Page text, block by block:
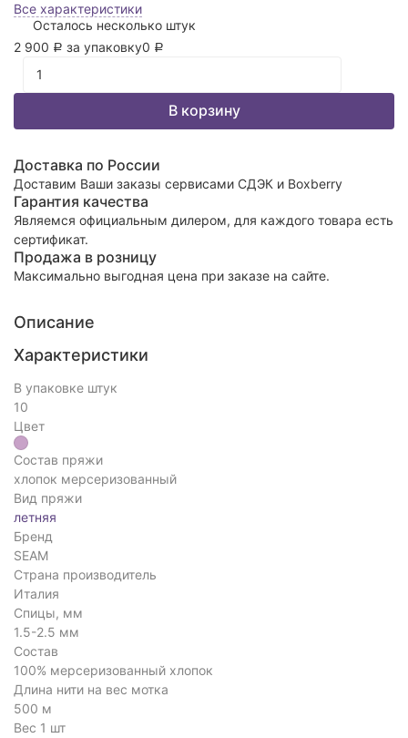
Все характеристики
Осталось несколько штук
2 900 Р за упаковку0 Р
В корзину
Доставка по России
Доставим Ваши заказы сервисами СДЭК и Boxberry
Гарантия качества
Являемся официальным дилером, для каждого товара есть
сертификат.
Продажа в розницу
Максимально выгодная цена при заказе на сайте.
Описание
Характеристики
В упаковке штук
10
Цвет
Состав пряжи
хлопок мерсеризованный
Вид пряжи
летняя
Бренд
SEAM
Страна производитель
Италия
Спицы, мм
1.5-2.5 мм
Состав
100% мерсеризованный хлопок
Длина нити на вес мотка
500 м
Вес 1 шт